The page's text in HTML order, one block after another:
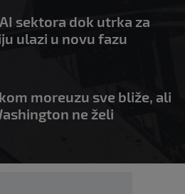
sektora dok utrka za
ulazi u novu fazu
moreuzu sve bliže, ali
ne želi